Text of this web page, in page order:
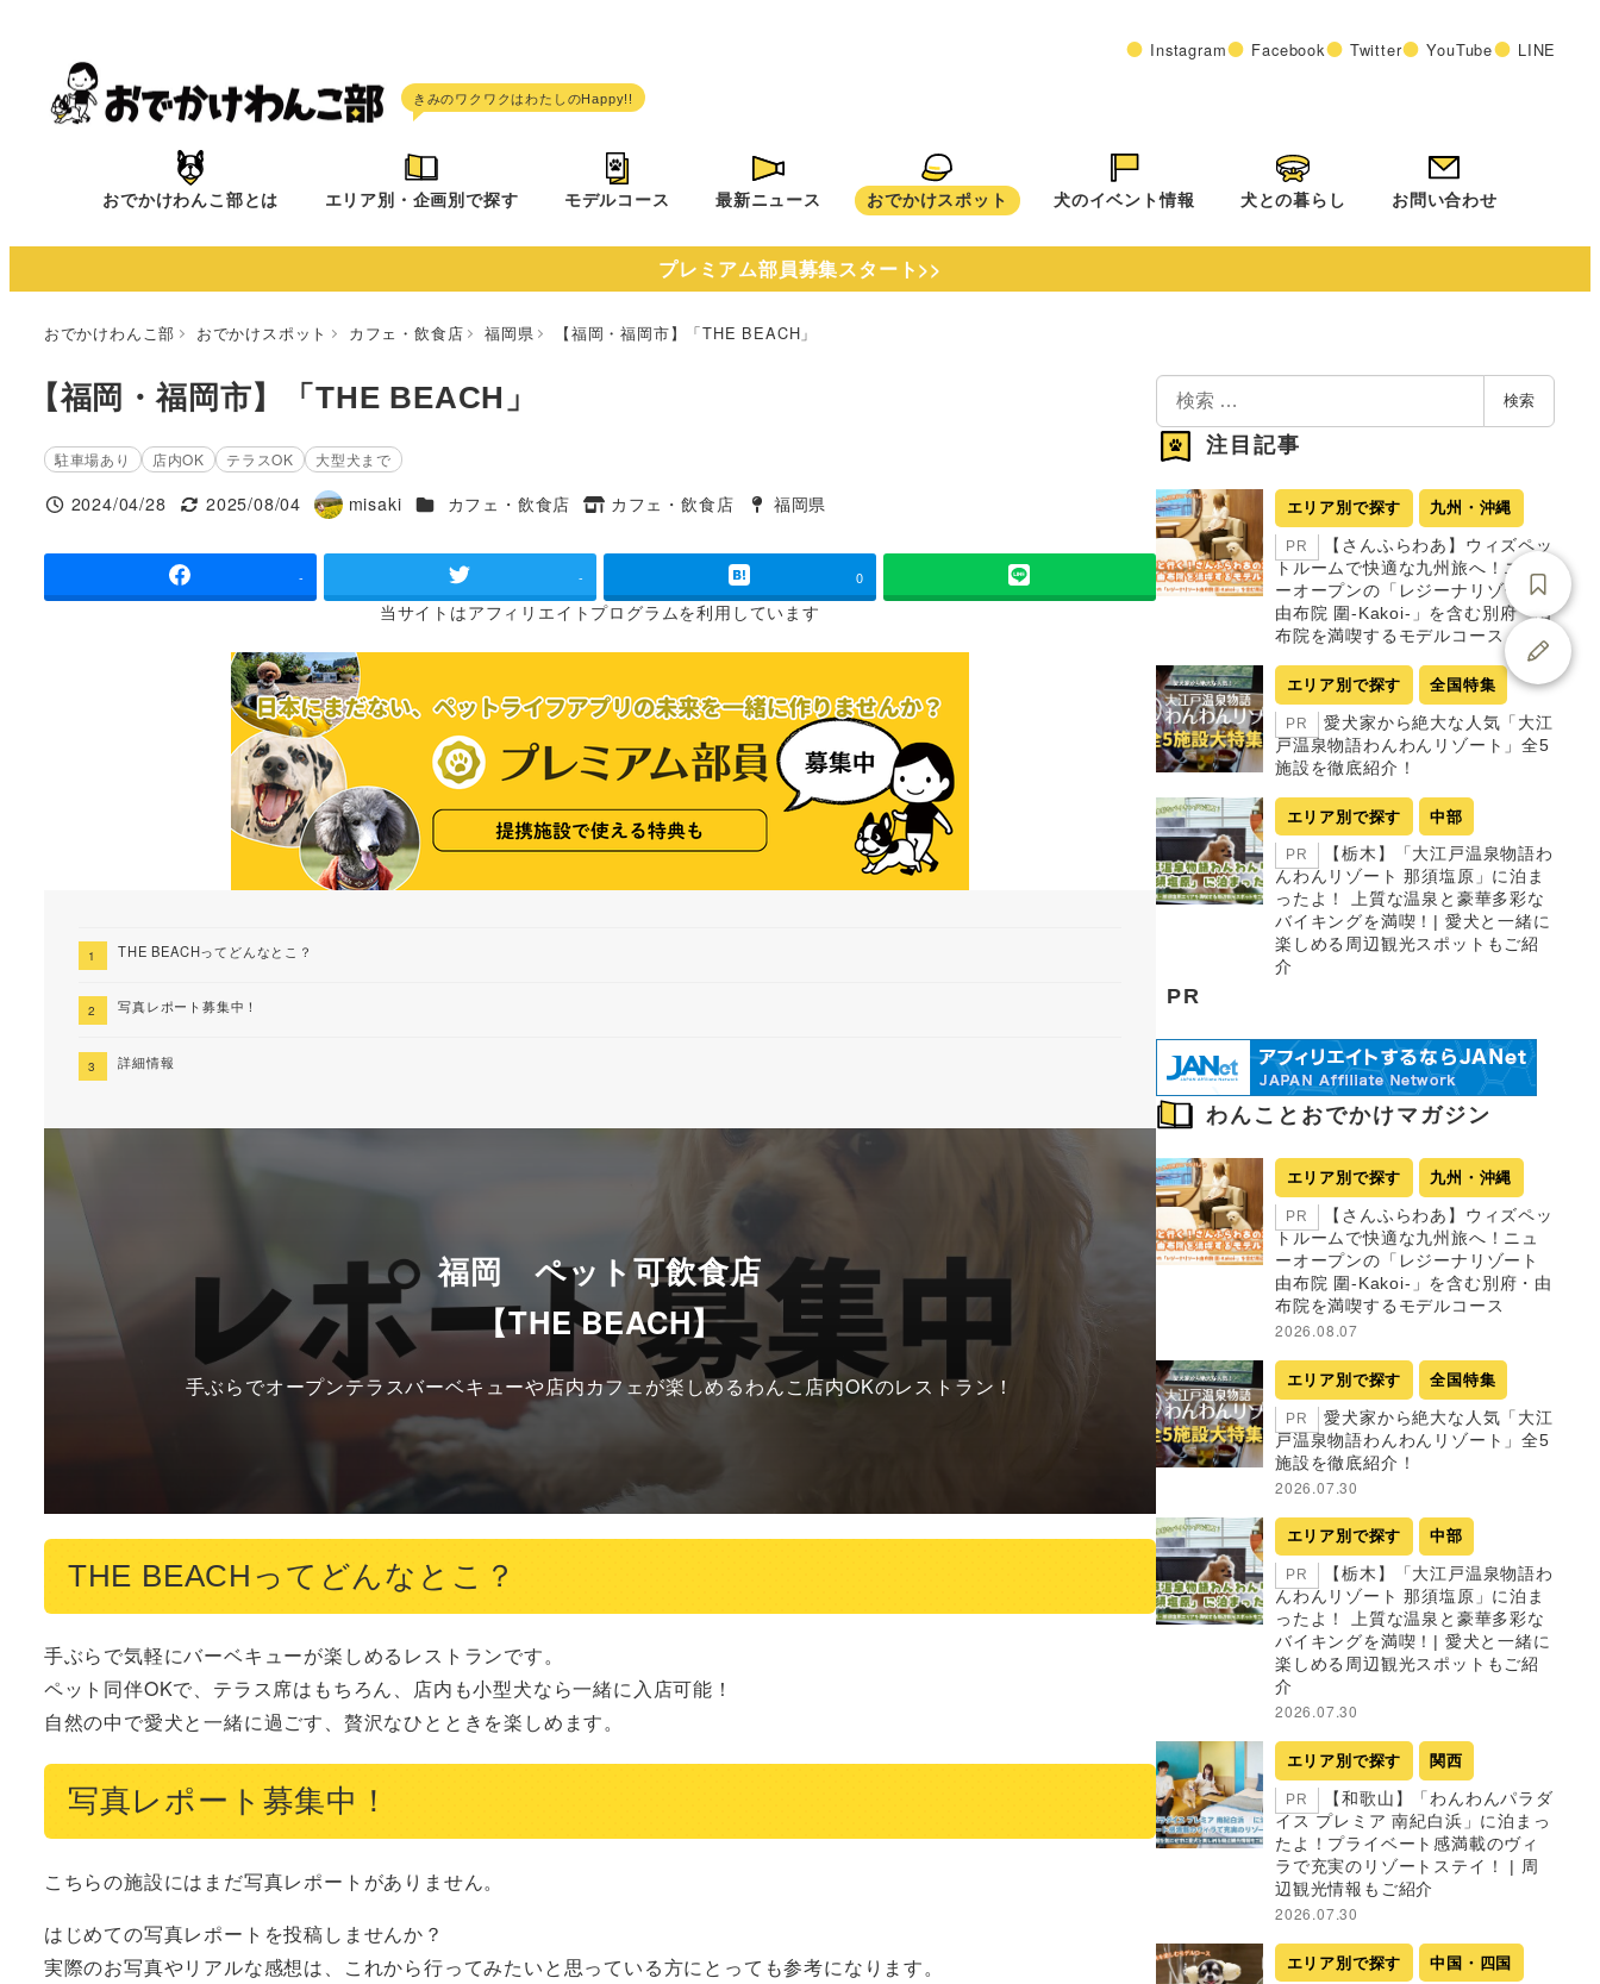
へ
Instagram Facebook Twitter YouTube LINE
おでかけわんこ部とは エリア別・企画別で探す モデルコース 最新ニュース おでかけスポット 犬のイベント情報 犬との暮らし お問い合わせ
プレミアム部員募集スタート>>
おでかけわんこ部 おでかけスポット カフェ・飲食店 福岡県 【福岡・福岡市】「THE BEACH」
【福岡・福岡市】「THE BEACH」
駐車場あり 店内OK テラスOK 大型犬まで
投稿日
2024/04/28
更新日
2025/08/04
著
misaki 施設ジャンル
カフェ・飲食店
タグ
カフェ・飲食店
タグ
福岡県
- - 0
当サイトはアフィリエイトプログラムを利用しています
THE BEACHってどんなとこ？
写真レポート募集中！
詳細情報
福岡 ペット可飲食店
【THE BEACH】
手ぶらでオープンテラスバーベキューや店内カフェが楽しめるわんこ店内OKのレストラン！
THE BEACHってどんなとこ？
手ぶらで気軽にバーベキューが楽しめるレストランです。
ペット同伴OKで、テラス席はもちろん、店内も小型犬なら一緒に入店可能！
自然の中で愛犬と一緒に過ごす、贅沢なひとときを楽しめます。
写真レポート募集中！
こちらの施設にはまだ写真レポートがありません。
はじめての写真レポートを投稿しませんか？
実際のお写真やリアルな感想は、これから行ってみたいと思っている方にとっても参考になります。
検
索
検索
注目記事
エリア別で探す 九州・沖縄
PR
【さんふらわあ】ウィズペッ
トルームで快適な九州旅へ！ニュ
ーオープンの「レジーナリゾート
由布院 圍-Kakoi-」を含む別府・由
布院を満喫するモデルコース
エリア別で探す 全国特集
PR
愛犬家から絶大な人気「大江
戸温泉物語わんわんリゾート」全5
施設を徹底紹介！
エリア別で探す 中部
PR
【栃木】「大江戸温泉物語わ
んわんリゾート 那須塩原」に泊ま
ったよ！ 上質な温泉と豪華多彩な
バイキングを満喫！| 愛犬と一緒に
楽しめる周辺観光スポットもご紹
介
PR
わんことおでかけマガジン
エリア別で探す 九州・沖縄
PR
【さんふらわあ】ウィズペッ
トルームで快適な九州旅へ！ニュ
ーオープンの「レジーナリゾート
由布院 圍-Kakoi-」を含む別府・由
布院を満喫するモデルコース
2026.08.07
エリア別で探す 全国特集
PR
愛犬家から絶大な人気「大江
戸温泉物語わんわんリゾート」全5
施設を徹底紹介！
2026.07.30
エリア別で探す 中部
PR
【栃木】「大江戸温泉物語わ
んわんリゾート 那須塩原」に泊ま
ったよ！ 上質な温泉と豪華多彩な
バイキングを満喫！| 愛犬と一緒に
楽しめる周辺観光スポットもご紹
介
2026.07.30
エリア別で探す 関西
PR
【和歌山】「わんわんパラダ
イス プレミア 南紀白浜」に泊まっ
たよ！プライベート感満載のヴィ
ラで充実のリゾートステイ！ | 周
辺観光情報もご紹介
2026.07.30
エリア別で探す 中国・四国